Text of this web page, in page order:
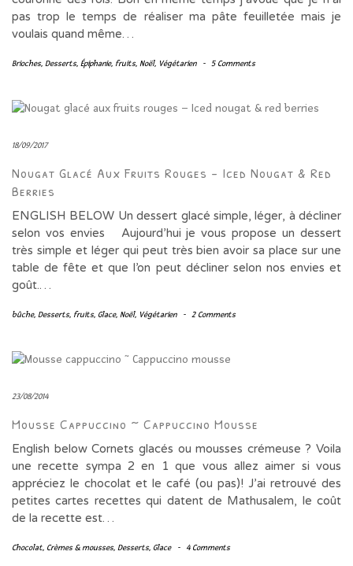
pas trop le temps de réaliser ma pâte feuilletée mais je
voulais quand même…
Brioches, Desserts, Épiphanie, fruits, Noël, Végétarien - 5 Comments
18/09/2017
Nougat Glacé Aux Fruits Rouges – Iced Nougat & Red
Berries
ENGLISH BELOW Un dessert glacé simple, léger, à décliner
selon vos envies Aujourd’hui je vous propose un dessert
très simple et léger qui peut très bien avoir sa place sur une
table de fête et que l’on peut décliner selon nos envies et
goût.…
bûche, Desserts, fruits, Glace, Noël, Végétarien - 2 Comments
23/08/2014
Mousse Cappuccino ~ Cappuccino Mousse
English below Cornets glacés ou mousses crémeuse ? Voila
une recette sympa 2 en 1 que vous allez aimer si vous
appréciez le chocolat et le café (ou pas)! J’ai retrouvé des
petites cartes recettes qui datent de Mathusalem, le coût
de la recette est…
Chocolat, Crèmes & mousses, Desserts, Glace - 4 Comments